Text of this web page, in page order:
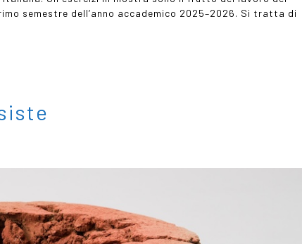
semestre dell’anno accademico 2025–2026. Si tratta di